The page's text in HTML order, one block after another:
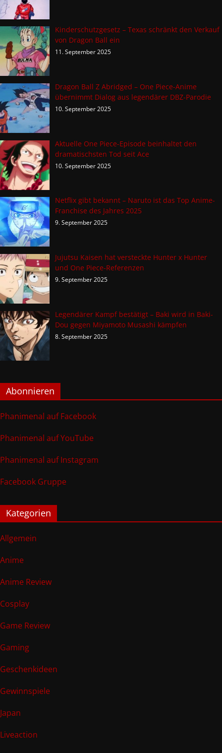
Kinderschutzgesetz – Texas schränkt den Verkauf
von Dragon Ball ein
11. September 2025
Dragon Ball Z Abridged – One Piece-Anime
übernimmt Dialog aus legendärer DBZ-Parodie
10. September 2025
Aktuelle One Piece-Episode beinhaltet den
dramatischsten Tod seit Ace
10. September 2025
Netflix gibt bekannt – Naruto ist das Top Anime-
Franchise des Jahres 2025
9. September 2025
Jujutsu Kaisen hat versteckte Hunter x Hunter
und One Piece-Referenzen
9. September 2025
Legendärer Kampf bestätigt – Baki wird in Baki-
Dou gegen Miyamoto Musashi kämpfen
8. September 2025
Abonnieren
Phanimenal auf Facebook
Phanimenal auf YouTube
Phanimenal auf Instagram
Facebook Gruppe
Kategorien
Allgemein
Anime
Anime Review
Cosplay
Game Review
Gaming
Geschenkideen
Gewinnspiele
Japan
Liveaction